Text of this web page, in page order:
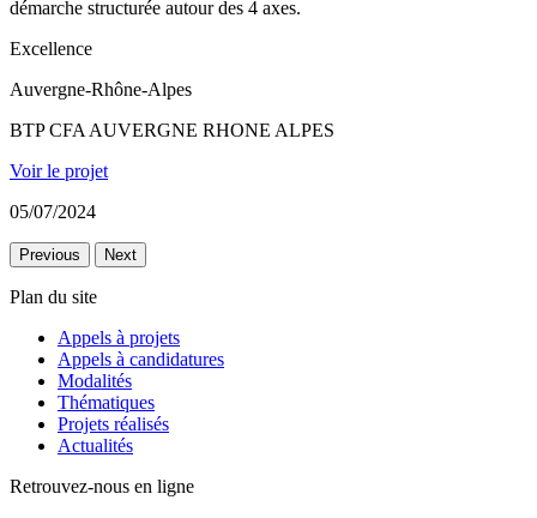
démarche structurée autour des 4 axes.
Excellence
Auvergne-Rhône-Alpes
BTP CFA AUVERGNE RHONE ALPES
Voir le projet
05/07/2024
Previous Next
Plan du site
Appels à projets
Appels à candidatures
Modalités
Thématiques
Projets réalisés
Actualités
Retrouvez-nous en ligne